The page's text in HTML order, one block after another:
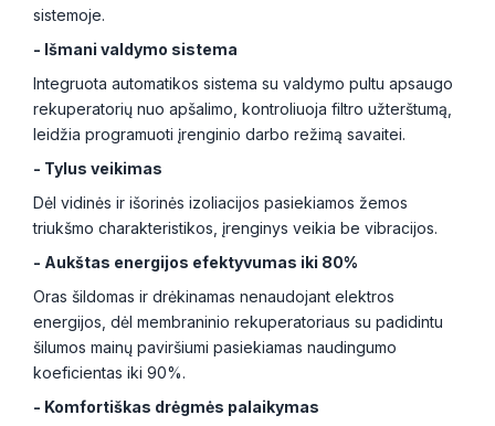
sistemoje.
- Išmani valdymo sistema
Integruota automatikos sistema su valdymo pultu apsaugo
rekuperatorių nuo apšalimo, kontroliuoja filtro užterštumą,
leidžia programuoti įrenginio darbo režimą savaitei.
- Tylus veikimas
Dėl vidinės ir išorinės izoliacijos pasiekiamos žemos
triukšmo charakteristikos, įrenginys veikia be vibracijos.
- Aukštas energijos efektyvumas iki 80%
Oras šildomas ir drėkinamas nenaudojant elektros
energijos, dėl membraninio rekuperatoriaus su padidintu
šilumos mainų paviršiumi pasiekiamas naudingumo
koeficientas iki 90%.
- Komfortiškas drėgmės palaikymas